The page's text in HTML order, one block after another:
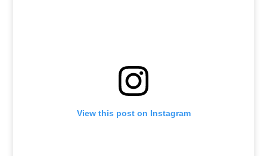
View this post on Instagram